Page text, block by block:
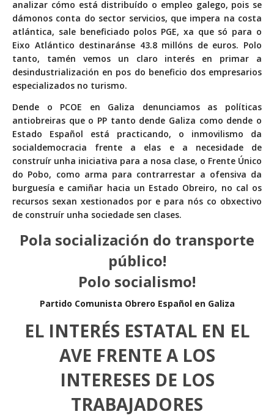
analizar cómo está distribuído o empleo galego, pois se
dámonos conta do sector servicios, que impera na costa
atlántica, sale beneficiado polos PGE, xa que só para o
Eixo Atlántico destinaránse 43.8 millóns de euros. Polo
tanto, tamén vemos un claro interés en primar a
desindustrialización en pos do beneficio dos empresarios
especializados no turismo.
Dende o PCOE en Galiza denunciamos as políticas
antiobreiras que o PP tanto dende Galiza como dende o
Estado Español está practicando, o inmovilismo da
socialdemocracia frente a elas e a necesidade de
construír unha iniciativa para a nosa clase, o Frente Único
do Pobo, como arma para contrarrestar a ofensiva da
burguesía e camiñar hacia un Estado Obreiro, no cal os
recursos sexan xestionados por e para nós co obxectivo
de construír unha sociedade sen clases.
Pola socialización do transporte
público!
Polo socialismo!
Partido Comunista Obrero Español en Galiza
EL INTERÉS ESTATAL EN EL
AVE FRENTE A LOS
INTERESES DE LOS
TRABAJADORES